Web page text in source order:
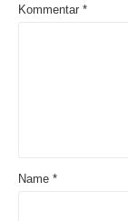
Kommentar *
Name *